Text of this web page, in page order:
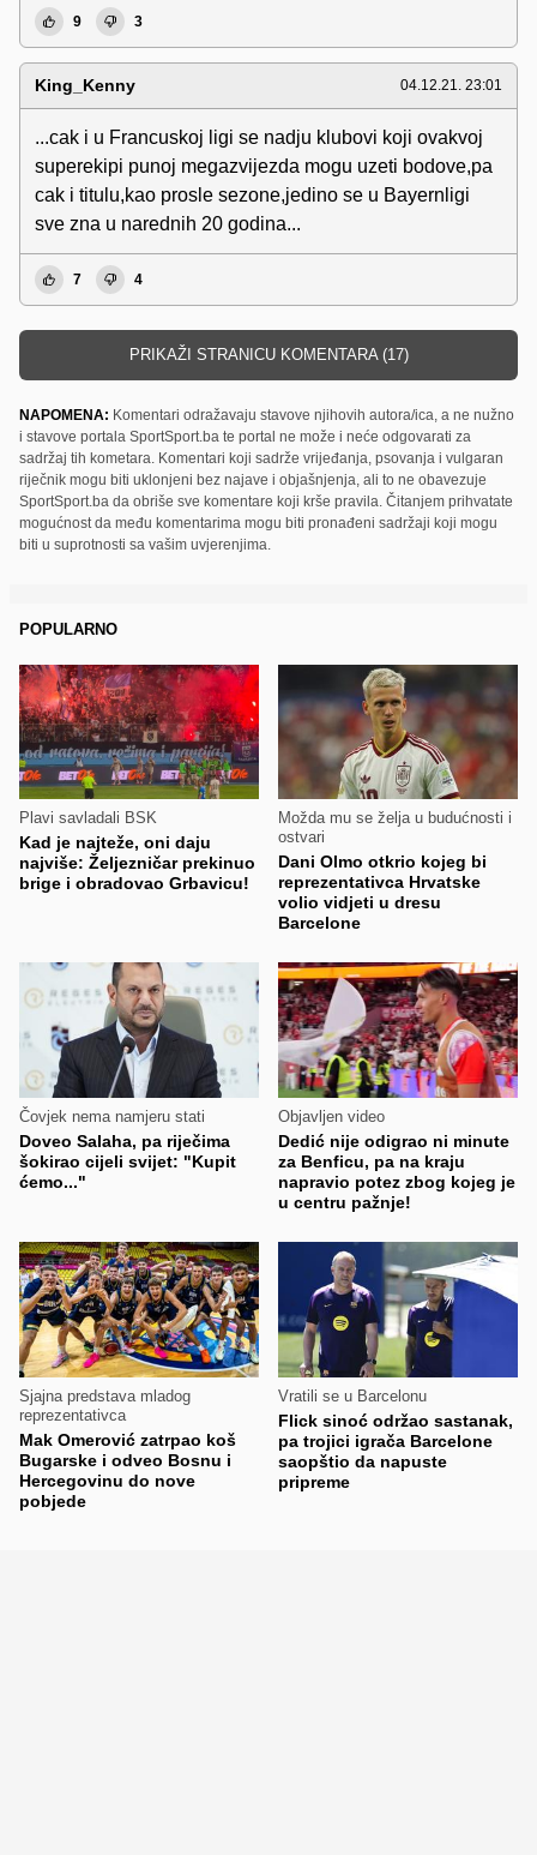
9 3
King_Kenny 04.12.21. 23:01
...cak i u Francuskoj ligi se nadju klubovi koji ovakvoj
superekipi punoj megazvijezda mogu uzeti bodove,pa
cak i titulu,kao prosle sezone,jedino se u Bayernligi
sve zna u narednih 20 godina...
7 4
PRIKAŽI STRANICU KOMENTARA (17)
NAPOMENA: Komentari odražavaju stavove njihovih autora/ica, a ne nužno
i stavove portala SportSport.ba te portal ne može i neće odgovarati za
sadržaj tih kometara. Komentari koji sadrže vrijeđanja, psovanja i vulgaran
riječnik mogu biti uklonjeni bez najave i objašnjenja, ali to ne obavezuje
SportSport.ba da obriše sve komentare koji krše pravila. Čitanjem prihvatate
mogućnost da među komentarima mogu biti pronađeni sadržaji koji mogu
biti u suprotnosti sa vašim uvjerenjima.
POPULARNO
Plavi savladali BSK
Kad je najteže, oni daju
najviše: Željezničar prekinuo
brige i obradovao Grbavicu!
Možda mu se želja u budućnosti i
ostvari
Dani Olmo otkrio kojeg bi
reprezentativca Hrvatske
volio vidjeti u dresu
Barcelone
Čovjek nema namjeru stati
Doveo Salaha, pa riječima
šokirao cijeli svijet: "Kupit
ćemo..."
Objavljen video
Dedić nije odigrao ni minute
za Benficu, pa na kraju
napravio potez zbog kojeg je
u centru pažnje!
Sjajna predstava mladog
reprezentativca
Mak Omerović zatrpao koš
Bugarske i odveo Bosnu i
Hercegovinu do nove
pobjede
Vratili se u Barcelonu
Flick sinoć održao sastanak,
pa trojici igrača Barcelone
saopštio da napuste
pripreme